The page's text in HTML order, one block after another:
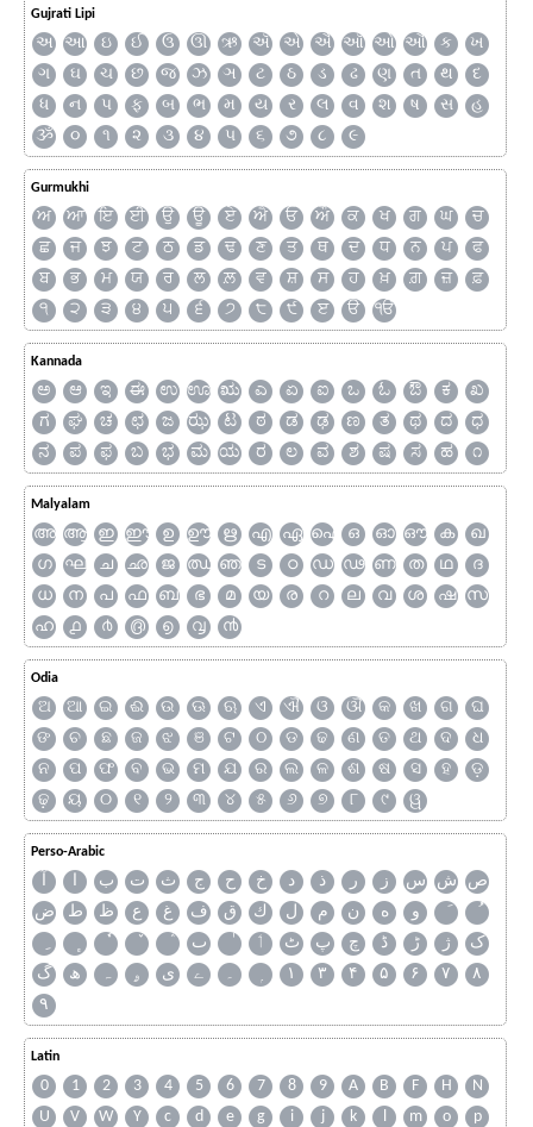
Gujrati Lipi
અ આ ઇ ઈ ઉ ઊ ઋ ઍ એ ઐ ઑ ઓ ઔ ક
ખ
ગ
ઘ ચ છ જ ઝ ઞ ટ ઠ ડ ઢ ણ ત થ
દ
ધ
ન પ ફ બ ભ મ ય ર લ વ શ ષ સ
હ
ૐ
૦ ૧ ૨ ૩ ૪ ૫ ૬ ૭ ૮ ૯
Gurmukhi
ਅ ਆ ਇ ਈ ਉ ਊ ਏ ਐ ਓ ਔ ਕ ਖ ਗ ਘ
ਚ
ਛ
ਜ ਝ ਟ ਠ ਡ ਢ ਣ ਤ ਥ ਦ ਧ ਨ ਪ
ਫ
ਬ
ਭ ਮ ਯ ਰ ਲ ਲ਼ ਵ ਸ਼ ਸ ਹ ਖ਼ ਗ਼ ਜ਼
ਫ਼
੧
੨ ੩ ੪ ੫ ੬ ੭ ੮ ੯ ੲ ੳ ੴ
Kannada
ಅ ಆ ಇ ಈ ಉ ಊ ಋ ಎ ಏ ಐ ಒ ಓ ಔ ಕ
ಖ
ಗ
ಘ ಚ ಛ ಜ ಝ ಟ ಠ ಡ ಢ ಣ ತ ಥ ದ
ಧ
ನ
ಪ ಫ ಬ ಭ ಮ ಯ ರ ಲ ವ ಶ ಷ ಸ ಹ ೧
Malyalam
അ ആ ഇ ഈ ഉ ഊ ഋ എ ഏ ഐ ഒ ഓ ഔ ക
ഖ
ഗ
ഘ ച ഛ ജ ഝ ഞ ട ഠ ഡ ഢ ണ ത ഥ
ദ
ധ
ന പ ഫ ബ ഭ മ യ ര റ ല വ ശ ഷ
സ
ഹ
൧ ൪ ൫ ൭ ൮ ൯
Odia
ଅ ଆ ଇ ଈ ଉ ଊ ଋ ଏ ଐ ଓ ଔ କ ଖ ଗ
ଘ
ଙ
ଚ ଛ ଜ ଝ ଞ ଟ ଠ ଡ ଢ ଣ ତ ଥ ଦ
ଧ
ନ
ପ ଫ ବ ଭ ମ ଯ ର ଲ ଳ ଶ ଷ ସ ହ
ଡ଼
ଢ଼
ୟ ୦ ୧ ୨ ୩ ୪ ୫ ୬ ୭ ୮ ୯ ୱ
Perso-Arabic
آ ا ب ت ث ج ح خ د ذ ر ز س ش ص
ض
ط ظ ع غ ف ق ك ل م ن ه
و
ٮ
ٲ ٹ پ چ ڈ ڑ ژ
ک
گ
ھ ہ ۄ ی ے ۔ ۱ ۳ ۴ ۵ ۶ ۷
۸
۹
Latin
0 1 2 3 4 5 6 7 8 9 A B F H
N
U
V W Y c d e g i j k l m o
p